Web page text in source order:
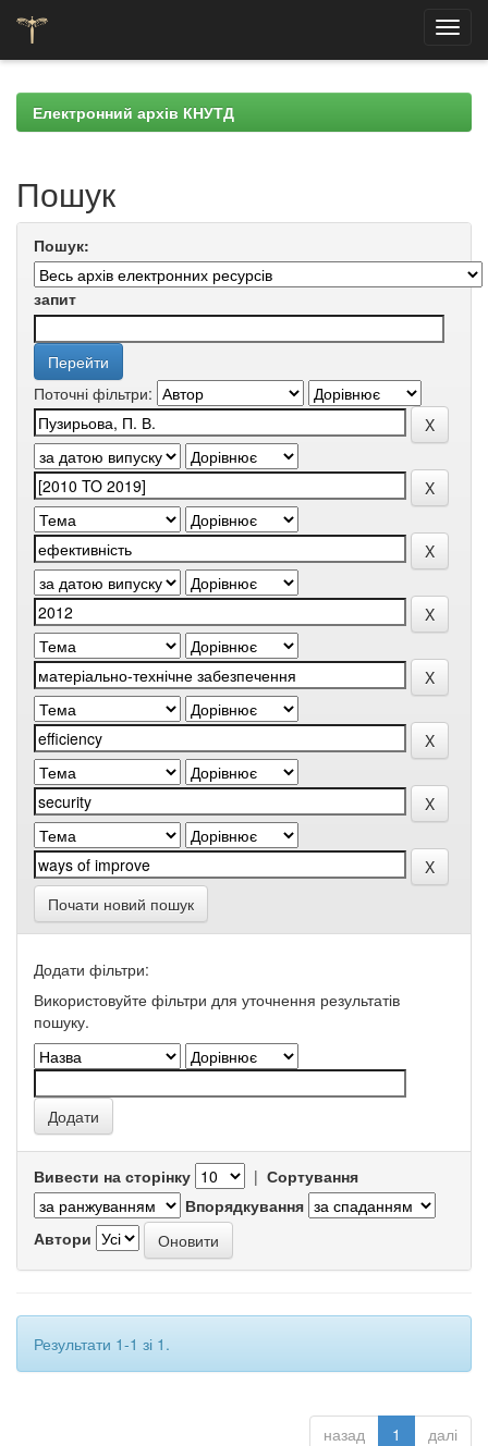
navigationЕлектронний архів КНУТД
Пошук
Пошук:
запит
Поточні фільтри:
Почати новий пошук
Додати фільтри:
Використовуйте фільтри для уточнення результатів
пошуку.
Вивести на сторінку | Сортування
Впорядкування
Автори
Результати 1-1 зі 1.
назад 1 далі